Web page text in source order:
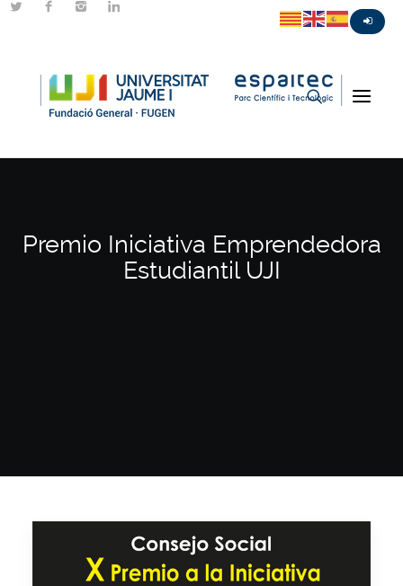
Premio Iniciativa Emprendedora
Estudiantil UJI